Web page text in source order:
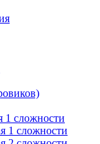
1 сложности
1 сложности